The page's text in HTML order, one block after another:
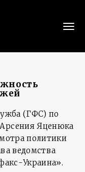
(ГФС) по
Яценюка
политики
ведомства
Украина».